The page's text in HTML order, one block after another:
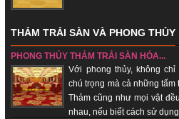
THẢM TRẢI SÀN VÀ PHONG THỦY
PHONG THỦY THẢM TRẢI SÀN HÓA...
Với phong thủy, không
chú trọng mà cả những
Thảm cũng như mọi vật
nhau, nếu biết cách sử dụng